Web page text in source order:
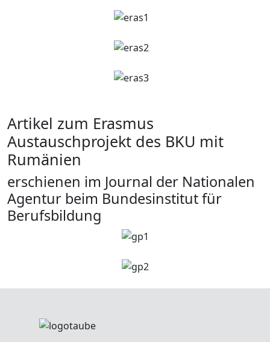
Artikel zum Erasmus
Austauschprojekt des BKU mit
Rumänien
erschienen im Journal der Nationalen
Agentur beim Bundesinstitut für
Berufsbildung